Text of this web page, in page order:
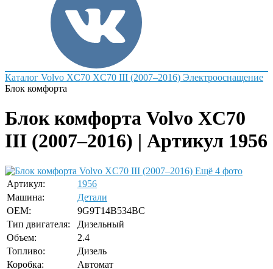
Каталог Volvo XC70 XC70 III (2007–2016) Электрооснащение
Блок комфорта
Блок комфорта Volvo XC70
III (2007–2016) | Артикул 1956
Ещё 4 фото
Артикул:
1956
Машина:
Детали
OEM:
9G9T14B534BC
Тип двигателя:
Дизельный
Объем:
2.4
Топливо:
Дизель
Коробка:
Автомат